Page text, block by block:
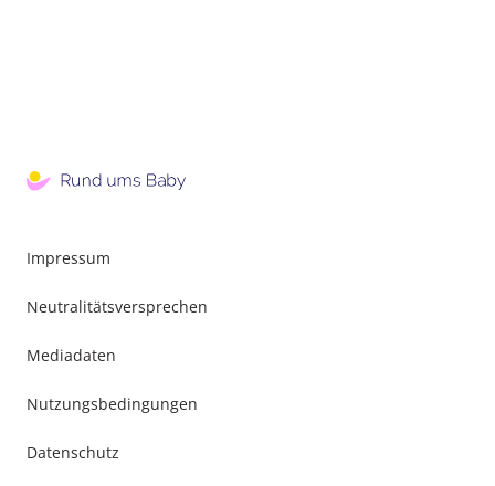
Impressum
Neutralitätsversprechen
Mediadaten
Nutzungsbedingungen
Datenschutz